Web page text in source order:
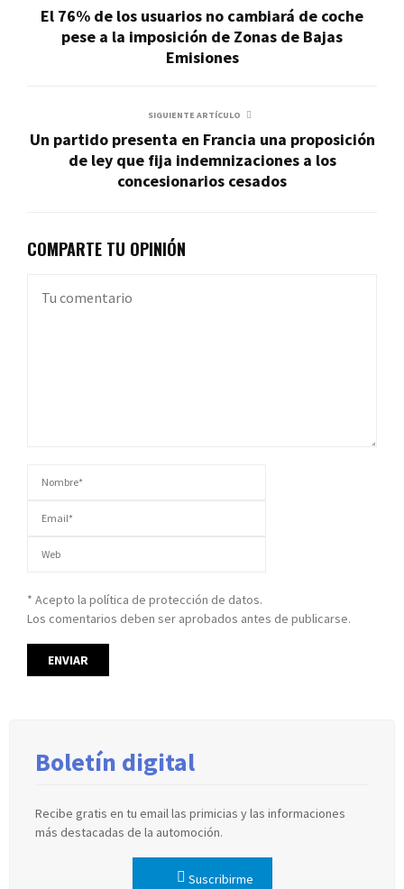
El 76% de los usuarios no cambiará de coche
pese a la imposición de Zonas de Bajas
Emisiones
SIGUIENTE ARTÍCULO
Un partido presenta en Francia una proposición
de ley que fija indemnizaciones a los
concesionarios cesados
COMPARTE TU OPINIÓN
* Acepto la política de protección de datos.
Los comentarios deben ser aprobados antes de publicarse.
Boletín digital
Recibe gratis en tu email las primicias y las informaciones
más destacadas de la automoción.
Suscribirme